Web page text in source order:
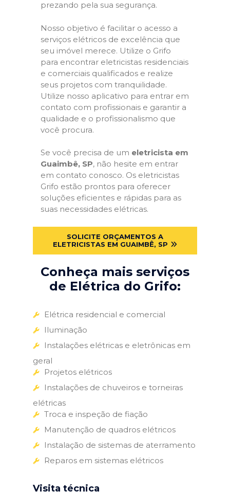
prezando pela sua segurança.
Nosso objetivo é facilitar o acesso a
serviços elétricos de excelência que
seu imóvel merece. Utilize o Grifo
para encontrar eletricistas residenciais
e comerciais qualificados e realize
seus projetos com tranquilidade.
Utilize nosso aplicativo para entrar em
contato com profissionais e garantir a
qualidade e o profissionalismo que
você procura.
Se você precisa de um eletricista em
Guaimbê, SP, não hesite em entrar
em contato conosco. Os eletricistas
Grifo estão prontos para oferecer
soluções eficientes e rápidas para as
suas necessidades elétricas.
SOLICITE ORÇAMENTOS A
ELETRICISTAS EM GUAIMBÊ, SP
Conheça mais serviços
de Elétrica do Grifo:
Elétrica residencial e comercial
Iluminação
Instalações elétricas e eletrônicas em
geral
Projetos elétricos
Instalações de chuveiros e torneiras
elétricas
Troca e inspeção de fiação
Manutenção de quadros elétricos
Instalação de sistemas de aterramento
Reparos em sistemas elétricos
Visita técnica